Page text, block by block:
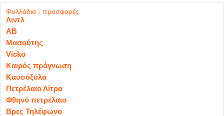
Φυλλάδια - προσφορές
Λιντλ
ΑΒ
Μασούτης
Vicko
Καιρός πρόγνωση
Καυσόξυλα
Πετρέλαιο Λίτρα
Φθηνό πετρέλαιο
Βρες Τηλέφωνο